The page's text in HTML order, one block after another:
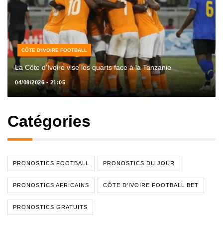
CÔTE D'IVOIRE FOOTBALL
La Côte d’Ivoire vise les quarts face à la Tanzanie
04/08/2026 - 21:05
Catégories
PRONOSTICS FOOTBALL PRONOSTICS DU JOUR
PRONOSTICS AFRICAINS CÔTE D'IVOIRE FOOTBALL BET
PRONOSTICS GRATUITS